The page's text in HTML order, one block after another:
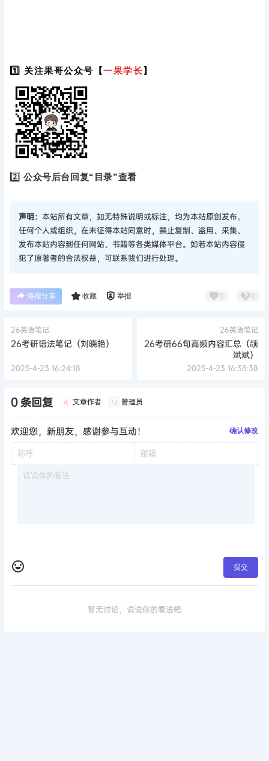
1️⃣ 关注果哥公众号【一果学长】
2️⃣公众号后台回复“目录”查看
声明： 本站所有文章，如无特殊说明或标注，均为本站原创发布。
任何个人或组织，在未征得本站同意时，禁止复制、盗用、采集、
发布本站内容到任何网站、书籍等各类媒体平台。如若本站内容侵
犯了原著者的合法权益，可联系我们进行处理。
海报分享 收藏 举报 0 0
26英语笔记
26考研语法笔记（刘晓艳）
2025-4-23 16:24:18
26英语笔记
26考研66句高频内容汇总（颉
斌斌）
2025-4-23 16:38:38
0 条回复 A 文章作者 M 管理员
欢迎您，新朋友，感谢参与互动！ 确认修改
提交
暂无讨论，说说你的看法吧